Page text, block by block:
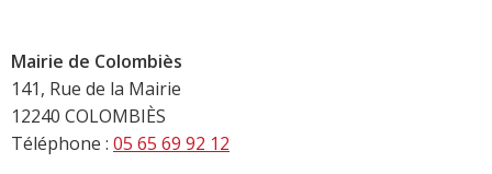
Mairie de Colombiès
141, Rue de la Mairie
12240 COLOMBIÈS
Téléphone : 05 65 69 92 12